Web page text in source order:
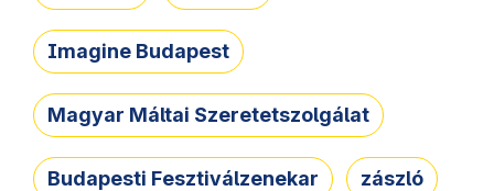
Imagine Budapest
Magyar Máltai Szeretetszolgálat
Budapesti Fesztiválzenekar zászló